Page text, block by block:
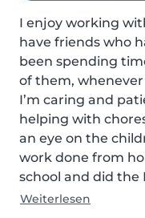
I enjoy working
have friends who
been spending
of them,
I’m caring and
helping with
an eye on the
work done from
school and did the
Weiterlesen